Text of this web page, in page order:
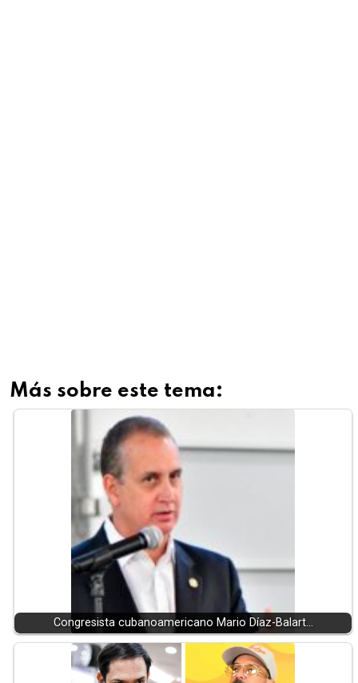
Más sobre este tema:
Congresista cubanoamericano Mario Díaz-Balart…